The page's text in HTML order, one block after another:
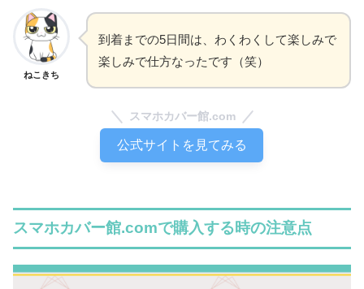
ねこきち
到着までの5日間は、わくわくして楽しみで
楽しみで仕方なったです（笑）
スマホカバー館.com
公式サイトを見てみる
スマホカバー館.comで購入する時の注意点